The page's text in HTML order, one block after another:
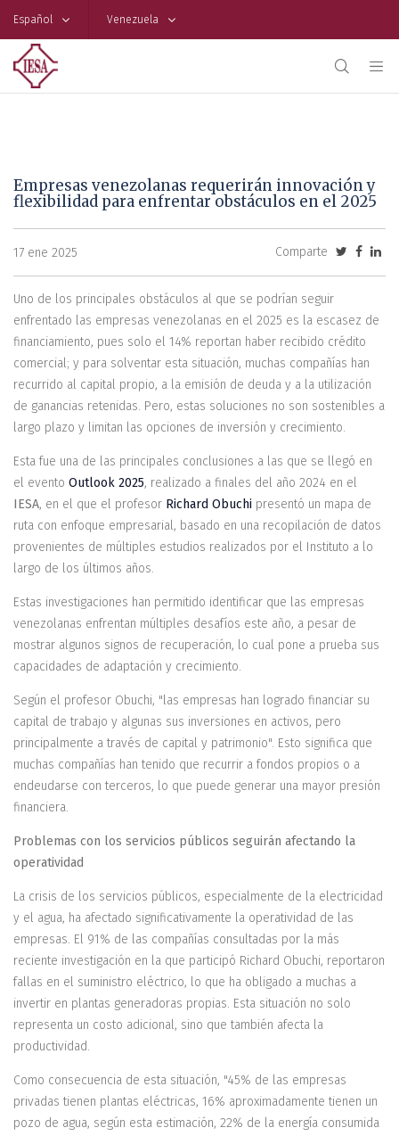
Español Venezuela
Empresas venezolanas requerirán innovación y
flexibilidad para enfrentar obstáculos en el 2025
17 ene 2025 Comparte
Uno de los principales obstáculos al que se podrían seguir
enfrentado las empresas venezolanas en el 2025 es la escasez de
financiamiento, pues solo el 14% reportan haber recibido crédito
comercial; y para solventar esta situación, muchas compañías han
recurrido al capital propio, a la emisión de deuda y a la utilización
de ganancias retenidas. Pero, estas soluciones no son sostenibles a
largo plazo y limitan las opciones de inversión y crecimiento.
Esta fue una de las principales conclusiones a las que se llegó en
el evento Outlook 2025, realizado a finales del año 2024 en el
IESA, en el que el profesor Richard Obuchi presentó un mapa de
ruta con enfoque empresarial, basado en una recopilación de datos
provenientes de múltiples estudios realizados por el Instituto a lo
largo de los últimos años.
Estas investigaciones han permitido identificar que las empresas
venezolanas enfrentan múltiples desafíos este año, a pesar de
mostrar algunos signos de recuperación, lo cual pone a prueba sus
capacidades de adaptación y crecimiento.
Según el profesor Obuchi, "las empresas han logrado financiar su
capital de trabajo y algunas sus inversiones en activos, pero
principalmente a través de capital y patrimonio". Esto significa que
muchas compañías han tenido que recurrir a fondos propios o a
endeudarse con terceros, lo que puede generar una mayor presión
financiera.
Problemas con los servicios públicos seguirán afectando la
operatividad
La crisis de los servicios públicos, especialmente de la electricidad
y el agua, ha afectado significativamente la operatividad de las
empresas. El 91% de las compañías consultadas por la más
reciente investigación en la que participó Richard Obuchi, reportaron
fallas en el suministro eléctrico, lo que ha obligado a muchas a
invertir en plantas generadoras propias. Esta situación no solo
representa un costo adicional, sino que también afecta la
productividad.
Como consecuencia de esta situación, "45% de las empresas
privadas tienen plantas eléctricas, 16% aproximadamente tienen un
pozo de agua, según esta estimación, 22% de la energía consumida